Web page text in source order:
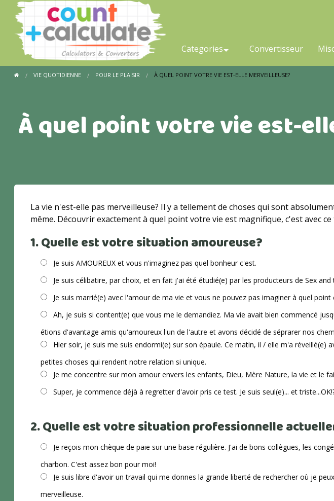
Categories Convertisseur
VIE QUOTIDIENNE POUR LE PLAISIR À QUEL POINT VOTRE VIE EST-ELLE MERVEILLEUSE?
À quel point votre vie est-
La vie n'est-elle pas merveilleuse? Il y a tellement de choses qui sont
même. Découvrir exactement à quel point votre vie est magnifique, c'est avec ce
1. Quelle est votre situation amoureuse?
Je suis AMOUREUX et vous n'imaginez pas quel bonheur c'est.
Je suis célibatire, par choix, et en fait j'ai été étudié(e) par les producteurs de Sex
Je suis marrié(e) avec l'amour de ma vie et vous ne pouvez pas imaginer à quel
Ah, je suis si content(e) que vous me le demandiez. Ma vie avait bien commencé
étions d'avantage amis qu'amoureux l'un de l'autre et avons décidé de séprarer nos
Hier soir, je suis me suis endormi(e) sur son épaule. Ce matin, il / elle m'a réveillé(e)
petites choses qui rendent notre relation si unique.
Je me concentre sur mon amour envers les enfants, Dieu, Mère Nature, la vie et le
Super, je commence déjà à regretter d'avoir pris ce test. Je suis seul(e)... et
2. Quelle est votre situation professionnelle
Je reçois mon chèque de paie sur une base régulière. J'ai de bons collègues, les
charbon. C'est assez bon pour moi!
Je suis libre d'avoir un travail qui me donnes la grande liberté de rechercher où je
merveilleuse.